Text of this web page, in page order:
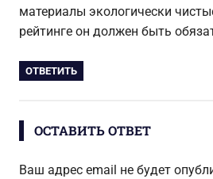
материалы экологически
рейтинге он должен быть
ОТВЕТИТЬ
ОСТАВИТЬ ОТВЕТ
Ваш адрес email не будет